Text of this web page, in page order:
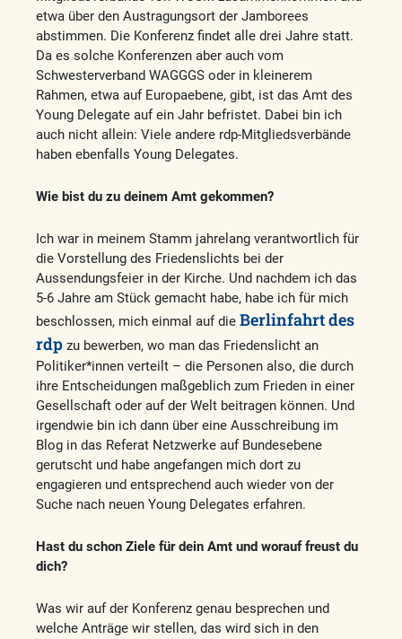
etwa über den Austragungsort der Jamborees
abstimmen. Die Konferenz findet alle drei Jahre statt.
Da es solche Konferenzen aber auch vom
Schwesterverband WAGGGS oder in kleinerem
Rahmen, etwa auf Europaebene, gibt, ist das Amt des
Young Delegate auf ein Jahr befristet. Dabei bin ich
auch nicht allein: Viele andere rdp-Mitgliedsverbände
haben ebenfalls Young Delegates.
Wie bist du zu deinem Amt gekommen?
Ich war in meinem Stamm jahrelang verantwortlich für
die Vorstellung des Friedenslichts bei der
Aussendungsfeier in der Kirche. Und nachdem ich das
5-6 Jahre am Stück gemacht habe, habe ich für mich
beschlossen, mich einmal auf die Berlinfahrt des
rdp zu bewerben, wo man das Friedenslicht an
Politiker*innen verteilt – die Personen also, die durch
ihre Entscheidungen maßgeblich zum Frieden in einer
Gesellschaft oder auf der Welt beitragen können. Und
irgendwie bin ich dann über eine Ausschreibung im
Blog in das Referat Netzwerke auf Bundesebene
gerutscht und habe angefangen mich dort zu
engagieren und entsprechend auch wieder von der
Suche nach neuen Young Delegates erfahren.
Hast du schon Ziele für dein Amt und worauf freust du
dich?
Was wir auf der Konferenz genau besprechen und
welche Anträge wir stellen, das wird sich in den